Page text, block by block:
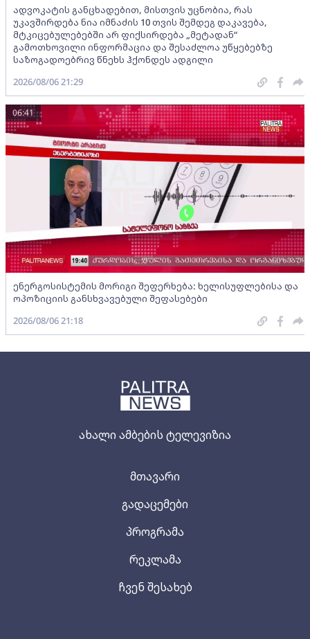
ახალი ამბების ტელევიზია
მთავარი
გადაცემები
პროგრამა
რეკლამა
ჩვენ შესახებ
ადვოკატის განცხადებით, მისთვის უცნობია, რას
უკავშირდება ნია იმნაძის 10 თვის შემდეგ დაკავება,
მტკიცებულებებში არ ფიქსირდება „მეტადან“
გამოთხოვილი ინფორმაცია და შესაძლოა უწყებებზე
საზოგადოებრივ წნეხს ჰქონდეს ადგილი
2026/08/06 21:29
ენერგოსისტემის მორიგი შეფერხება: ხელისუფლებისა და
ოპოზიციის განსხვავებული შეფასებები
06:41
2026/08/06 21:18